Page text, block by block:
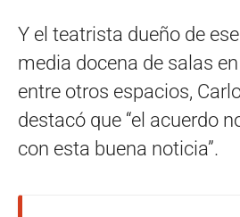
Y el teatrista dueño de
media docena de salas
entre otros espacios,
destacó que “el acuerdo
con esta buena noticia”.